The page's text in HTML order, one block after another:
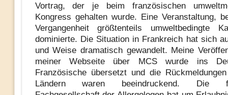
Vortrag, der je beim französischen
Kongress gehalten wurde. Eine Veranstaltung,
Vergangenheit größtenteils umweltbedingte
dominierte. Die Situation in Frankreich hat sich
und Weise dramatisch gewandelt. Meine
meiner Webseite über MCS wurde ins
Französische übersetzt und die
Ländern waren beeindruckend. Die